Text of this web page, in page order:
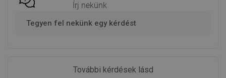
Írj nekünk
Tegyen fel nekünk egy kérdést
További kérdések lásd